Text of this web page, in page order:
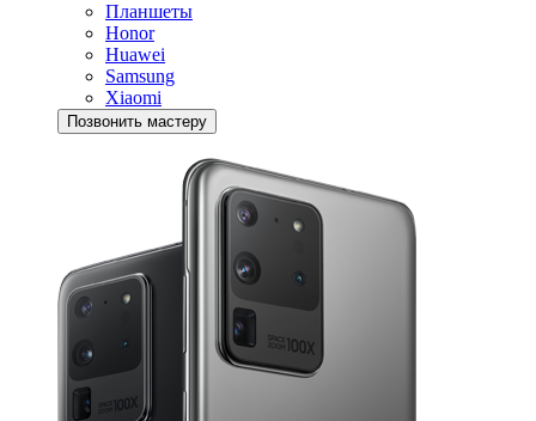
Планшеты
Honor
Huawei
Samsung
Xiaomi
Позвонить мастеру